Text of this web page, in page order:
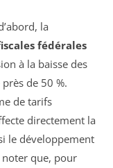
la
fédérales
à la baisse des
de 50 %.
de tarifs
directement la
le développement
noter que, pour